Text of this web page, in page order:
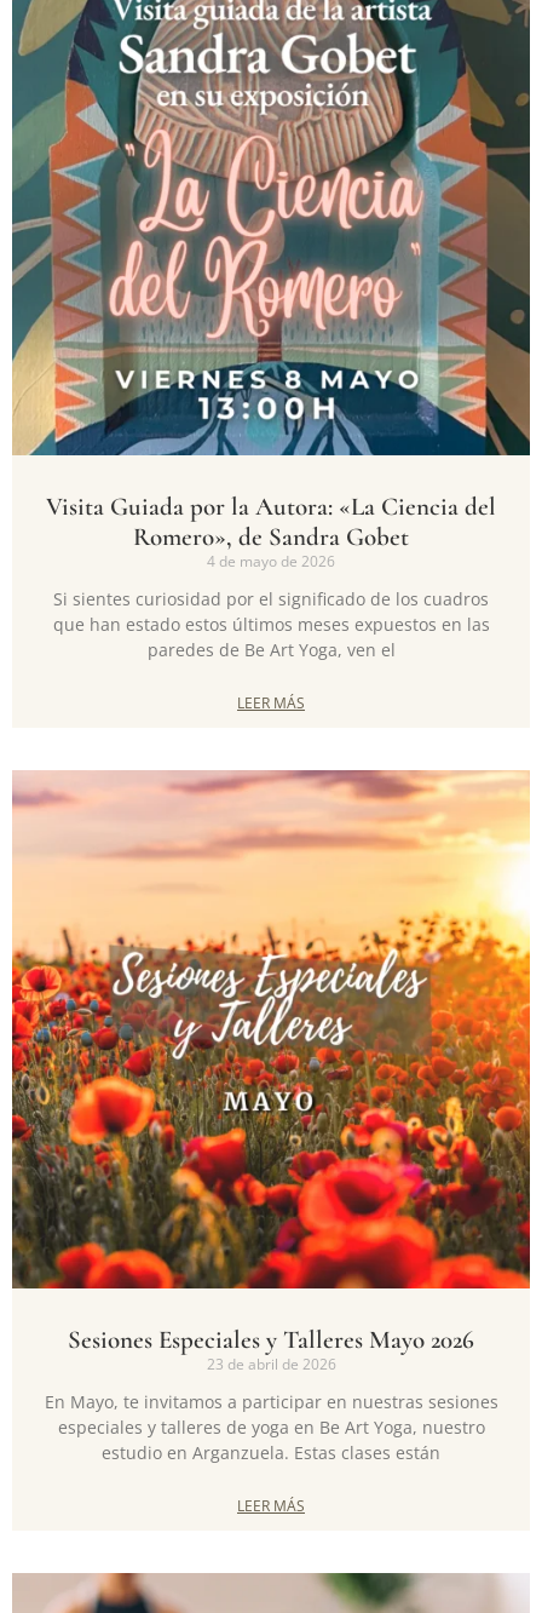
Visita Guiada por la Autora: «La Ciencia del
Romero», de Sandra Gobet
4 de mayo de 2026
Si sientes curiosidad por el significado de los cuadros
que han estado estos últimos meses expuestos en las
paredes de Be Art Yoga, ven el
LEER MÁS
Sesiones Especiales y Talleres Mayo 2026
23 de abril de 2026
En Mayo, te invitamos a participar en nuestras sesiones
especiales y talleres de yoga en Be Art Yoga, nuestro
estudio en Arganzuela. Estas clases están
LEER MÁS